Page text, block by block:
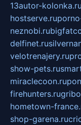
13autor-kolonka.ru
hostserve.ru
neznobi.ru
delfinet.ru
velotrenajery.ru
show-pets.ru
miraclecoon.ru
firehunters.ru
hometown-
shop-garena.ru